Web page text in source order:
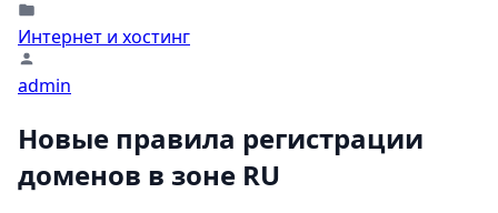
Интернет и хостинг
admin
Новые правила регистрации
доменов в зоне RU